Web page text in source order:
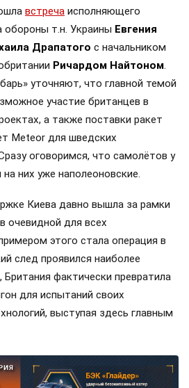
встреча исполняющего
обороны т.н. Украины Евгения
Драпатого с начальником
Ричардом Найтоном.
уточняют, что главной темой
участие британцев в
а также поставки ракет
Meteor для шведских
оговоримся, что самолётов у
них уже наполеоновские.
Киева давно вышла за рамки
очевидной для всех
этого стала операция в
след проявился наиболее
Британия фактически превратила
для испытаний своих
выступая здесь главным